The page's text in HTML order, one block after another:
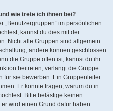
wie trete ich ihnen bei?
„Benutzergruppen“ im persönlichen
kannst du dies mit der
Nicht alle Gruppen sind allgemein
andere können geschlossen
die Gruppe offen ist, kannst du ihr
beitreten; verlangt die Gruppe
für sie bewerben. Ein Gruppenleiter
Er könnte fragen, warum du in
Bitte belästige keinen
wird einen Grund dafür haben.